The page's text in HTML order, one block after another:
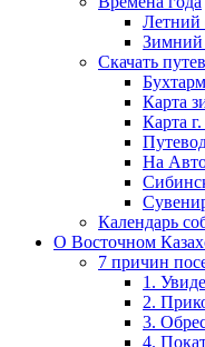
Летний
Зимний
Скачать
Карта
Карта
На
Календарь
О Восточном
7 причин
1.
2.
3.
4.